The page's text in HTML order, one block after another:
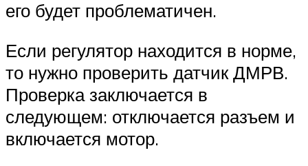
его будет проблематичен.
Если регулятор находится в норме,
то нужно проверить датчик ДМРВ.
Проверка заключается в
следующем: отключается разъем и
включается мотор.